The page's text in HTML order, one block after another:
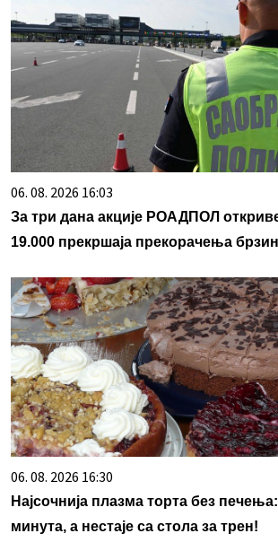
06. 08. 2026 16:03
За три дана акције РОАДПОЛ
19.000 прекршаја прекорачења
06. 08. 2026 16:30
Најсочнија плазма торта без
минута, а нестаје са стола за трен!